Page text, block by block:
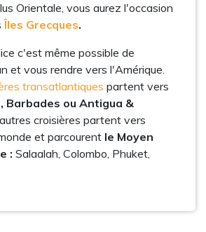
Orientale, vous aurez l'occasion
Îles Grecques.
c'est même possible de
et vous rendre vers l'Amérique.
transatlantiques partent vers
Barbades ou Antigua &
croisières partent vers
et parcourent le Moyen
: Salaalah, Colombo, Phuket,